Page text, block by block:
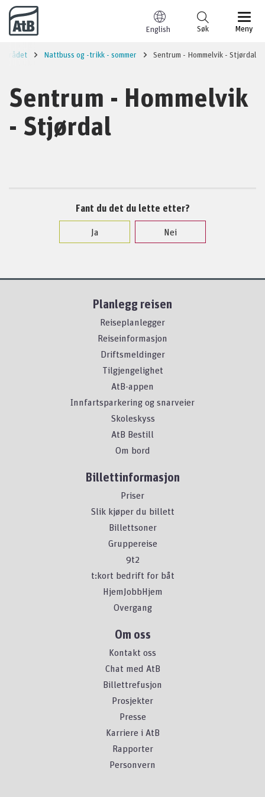
Til innhold
English Meny
Søk
Nattbuss og -trikk - sommer Sentrum - Hommelvik - Stjørdal
Sentrum - Hommelvik
- Stjørdal
Fant du det du lette etter?
Ja
Nei
Planlegg reisen
Reiseplanlegger
Reiseinformasjon
Driftsmeldinger
Tilgjengelighet
AtB-appen
Innfartsparkering og snarveier
Skoleskyss
AtB Bestill
Om bord
Billettinformasjon
Priser
Slik kjøper du billett
Billettsoner
Gruppereise
9t2
t:kort bedrift for båt
HjemJobbHjem
Overgang
Om oss
Kontakt oss
Chat med AtB
Billettrefusjon
Prosjekter
Presse
Karriere i AtB
Rapporter
Personvern